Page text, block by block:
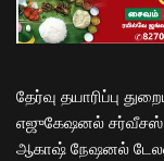
தேர்வு தயாரிப்பு
எஜுகேஷனல் சர்வீசஸ்
ஆகாஷ் நேஷனல்